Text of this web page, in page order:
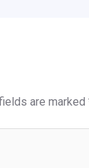
are marked